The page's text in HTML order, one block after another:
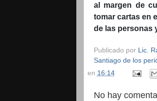
al margen de
tomar cartas en
de las personas
Publicado por Lic.
Santiago de los
en 16:14
No hay